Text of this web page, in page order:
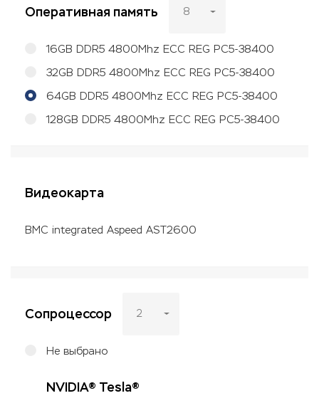
Оперативная память 8
16GB DDR5 4800Mhz ECC REG PC5-38400
32GB DDR5 4800Mhz ECC REG PC5-38400
64GB DDR5 4800Mhz ECC REG PC5-38400
128GB DDR5 4800Mhz ECC REG PC5-38400
Видеокарта
BMC integrated Aspeed AST2600
Сопроцессор 2
Не выбрано
NVIDIA® Tesla®